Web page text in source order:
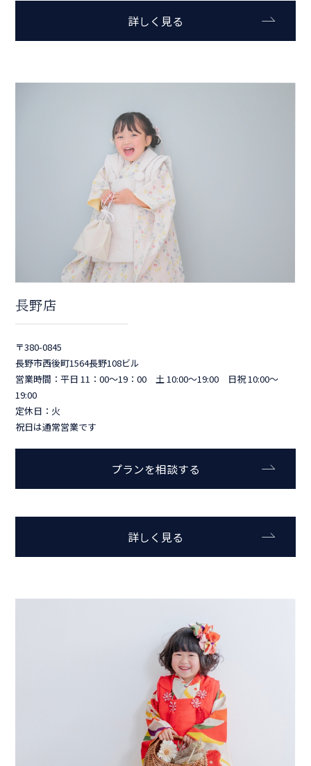
詳しく見る
長野店
〒380-0845
長野市西後町1564長野108ビル
営業時間：平日 11：00～19：00 土 10:00～19:00 日祝 10:00～
19:00
定休日：火
祝日は通常営業です
プランを相談する
詳しく見る